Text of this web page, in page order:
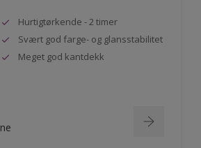
Hurtigtørkende - 2 timer
Svært god farge- og glansstabilitet
Meget god kantdekk